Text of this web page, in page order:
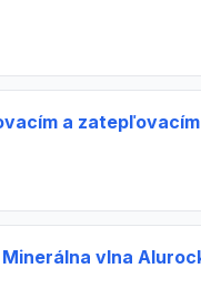
a zatepľovacím
vlna